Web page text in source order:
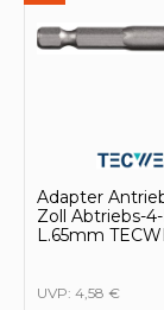
Adapter
Zoll Abtriebs-4-
L.65mm
UVP: 4,58 €